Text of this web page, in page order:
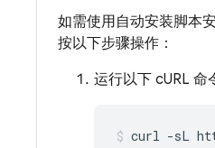
如需使用自动安装脚本
按以下步骤操作：
运行以下 cURL 命
curl -sL